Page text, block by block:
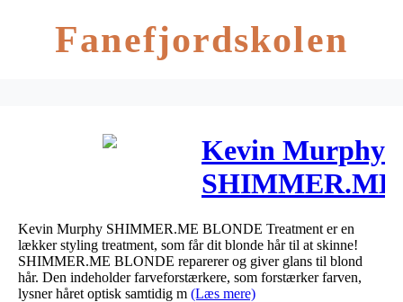
Fanefjordskolen
Kevin Murphy
SHIMMER.ME
BLONDE
Treatment 100
ml
Kevin Murphy SHIMMER.ME BLONDE Treatment er en
lækker styling treatment, som får dit blonde hår til at skinne!
SHIMMER.ME BLONDE reparerer og giver glans til blond
hår. Den indeholder farveforstærkere, som forstærker farven,
lysner håret optisk samtidig m (Læs mere)